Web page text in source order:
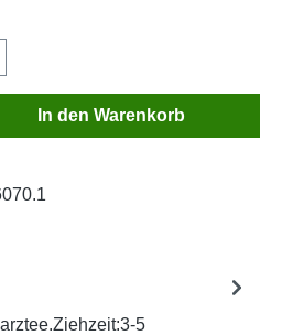
den gewünschten
In den Warenkorb
5